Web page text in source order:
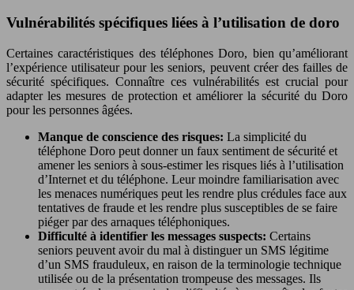
Vulnérabilités spécifiques liées à l’utilisation de doro
Certaines caractéristiques des téléphones Doro, bien qu’améliorant
l’expérience utilisateur pour les seniors, peuvent créer des failles de
sécurité spécifiques. Connaître ces vulnérabilités est crucial pour
adapter les mesures de protection et améliorer la sécurité du Doro
pour les personnes âgées.
Manque de conscience des risques: La simplicité du
téléphone Doro peut donner un faux sentiment de sécurité et
amener les seniors à sous-estimer les risques liés à l’utilisation
d’Internet et du téléphone. Leur moindre familiarisation avec
les menaces numériques peut les rendre plus crédules face aux
tentatives de fraude et les rendre plus susceptibles de se faire
piéger par des arnaques téléphoniques.
Difficulté à identifier les messages suspects: Certains
seniors peuvent avoir du mal à distinguer un SMS légitime
d’un SMS frauduleux, en raison de la terminologie technique
utilisée ou de la présentation trompeuse des messages. Ils